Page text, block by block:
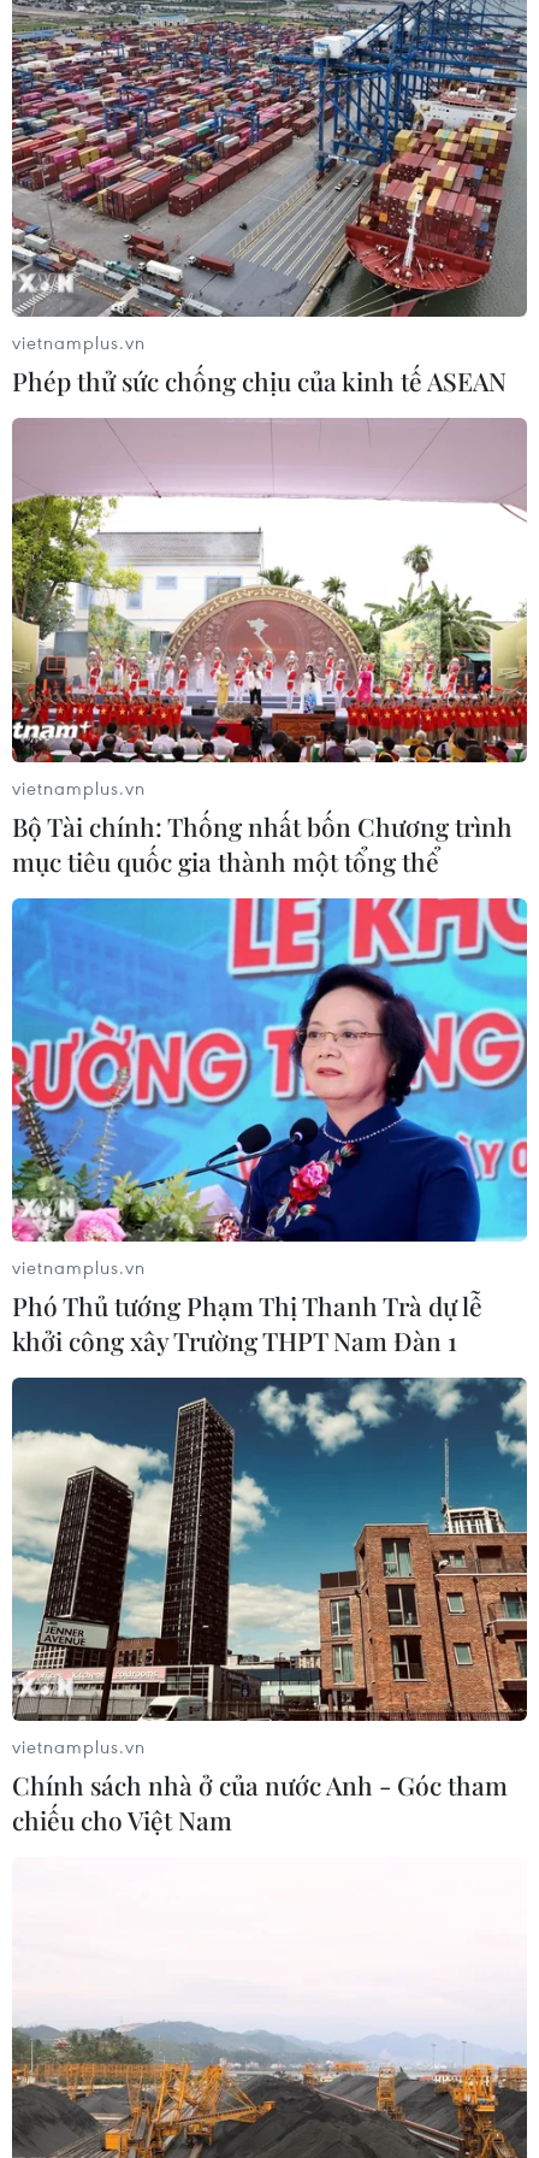
vietnamplus.vn
Phép thử sức chống chịu của kinh tế ASEAN
vietnamplus.vn
Bộ Tài chính: Thống nhất bốn Chương trình
mục tiêu quốc gia thành một tổng thể
vietnamplus.vn
Phó Thủ tướng Phạm Thị Thanh Trà dự lễ
khởi công xây Trường THPT Nam Đàn 1
vietnamplus.vn
Chính sách nhà ở của nước Anh - Góc tham
chiếu cho Việt Nam